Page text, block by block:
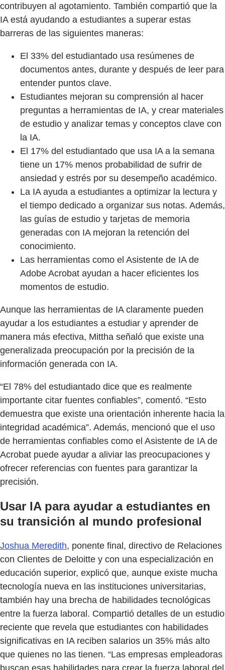
contribuyen al agotamiento. También compartió que la
IA está ayudando a estudiantes a superar estas
barreras de las siguientes maneras:
El 33% del estudiantado usa resúmenes de
documentos antes, durante y después de leer para
entender puntos clave.
Estudiantes mejoran su comprensión al hacer
preguntas a herramientas de IA, y crear materiales
de estudio y analizar temas y conceptos clave con
la IA.
El 17% del estudiantado que usa IA a la semana
tiene un 17% menos probabilidad de sufrir de
ansiedad y estrés por su desempeño académico.
La IA ayuda a estudiantes a optimizar la lectura y
el tiempo dedicado a organizar sus notas. Además,
las guías de estudio y tarjetas de memoria
generadas con IA mejoran la retención del
conocimiento.
Las herramientas como el Asistente de IA de
Adobe Acrobat ayudan a hacer eficientes los
momentos de estudio.
Aunque las herramientas de IA claramente pueden
ayudar a los estudiantes a estudiar y aprender de
manera más efectiva, Mittha señaló que existe una
generalizada preocupación por la precisión de la
información generada con IA.
“El 78% del estudiantado dice que es realmente
importante citar fuentes confiables”, comentó. “Esto
demuestra que existe una orientación inherente hacia la
integridad académica”. Además, mencionó que el uso
de herramientas confiables como el Asistente de IA de
Acrobat puede ayudar a aliviar las preocupaciones y
ofrecer referencias con fuentes para garantizar la
precisión.
Usar IA para ayudar a estudiantes en
su transición al mundo profesional
Joshua Meredith, ponente final, directivo de Relaciones
con Clientes de Deloitte y con una especialización en
educación superior, explicó que, aunque existe mucha
tecnología nueva en las instituciones universitarias,
también hay una brecha de habilidades tecnológicas
entre la fuerza laboral. Compartió detalles de un estudio
reciente que revela que estudiantes con habilidades
significativas en IA reciben salarios un 35% más alto
que quienes no las tienen. “Las empresas empleadoras
buscan esas habilidades para crear la fuerza laboral del